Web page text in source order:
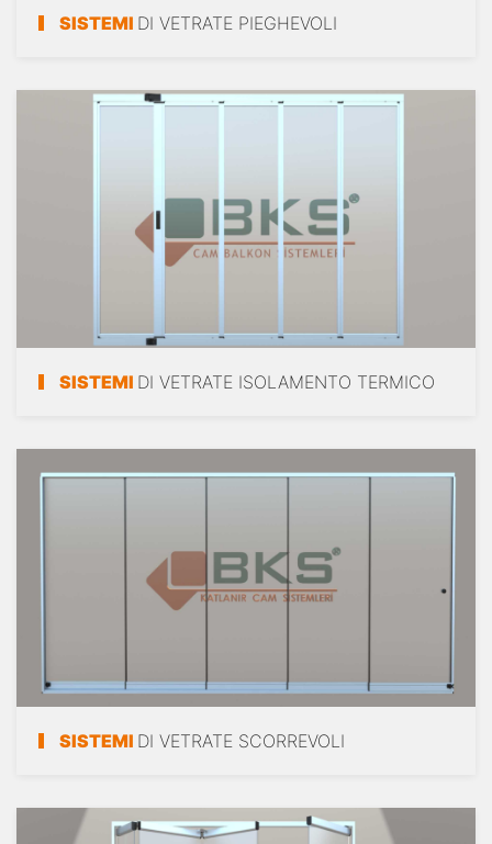
SISTEMI DI VETRATE PIEGHEVOLI
SISTEMI DI VETRATE ISOLAMENTO TERMICO
SISTEMI DI VETRATE SCORREVOLI